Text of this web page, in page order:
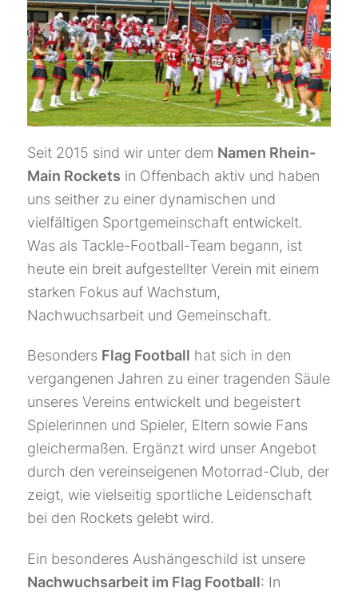
Seit 2015 sind wir unter dem Namen Rhein-
Main Rockets in Offenbach aktiv und haben
uns seither zu einer dynamischen und
vielfältigen Sportgemeinschaft entwickelt.
Was als Tackle-Football-Team begann, ist
heute ein breit aufgestellter Verein mit einem
starken Fokus auf Wachstum,
Nachwuchsarbeit und Gemeinschaft.
Besonders Flag Football hat sich in den
vergangenen Jahren zu einer tragenden Säule
unseres Vereins entwickelt und begeistert
Spielerinnen und Spieler, Eltern sowie Fans
gleichermaßen. Ergänzt wird unser Angebot
durch den vereinseigenen Motorrad-Club, der
zeigt, wie vielseitig sportliche Leidenschaft
bei den Rockets gelebt wird.
Ein besonderes Aushängeschild ist unsere
Nachwuchsarbeit im Flag Football: In